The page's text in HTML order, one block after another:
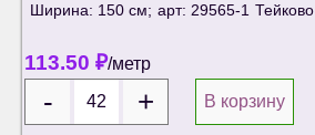
Ширина: 150 см; арт: 29565-1 Тейково
113.50 ₽/метр
В корзину